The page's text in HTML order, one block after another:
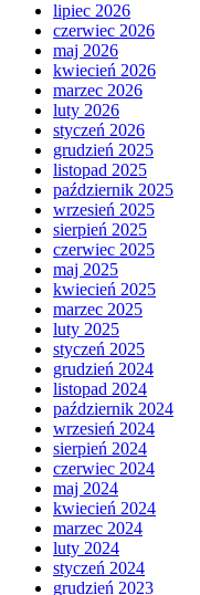
lipiec 2026
czerwiec 2026
maj 2026
kwiecień 2026
marzec 2026
luty 2026
styczeń 2026
grudzień 2025
listopad 2025
październik 2025
wrzesień 2025
sierpień 2025
czerwiec 2025
maj 2025
kwiecień 2025
marzec 2025
luty 2025
styczeń 2025
grudzień 2024
listopad 2024
październik 2024
wrzesień 2024
sierpień 2024
czerwiec 2024
maj 2024
kwiecień 2024
marzec 2024
luty 2024
styczeń 2024
grudzień 2023